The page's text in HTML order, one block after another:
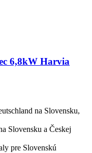
6,8kW Harvia
na Slovensku,
Slovensku a Českej
pre Slovenskú